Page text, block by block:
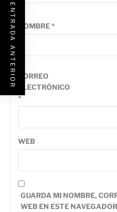
ENTRADA ANTERIOR NOMBRE*
CORREO
ELECTRÓNICO
*
WEB
GUARDA MI NOMBRE,
WEB EN ESTE